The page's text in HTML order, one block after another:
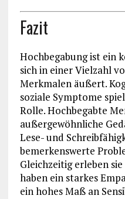
Fazit
Hochbegabung ist ein
sich in einer Vielzahl
Merkmalen äußert.
soziale Symptome
Rolle. Hochbegabte
außergewöhnliche
Lese- und
bemerkenswerte
Gleichzeitig erleben
haben ein starkes
ein hohes Maß an